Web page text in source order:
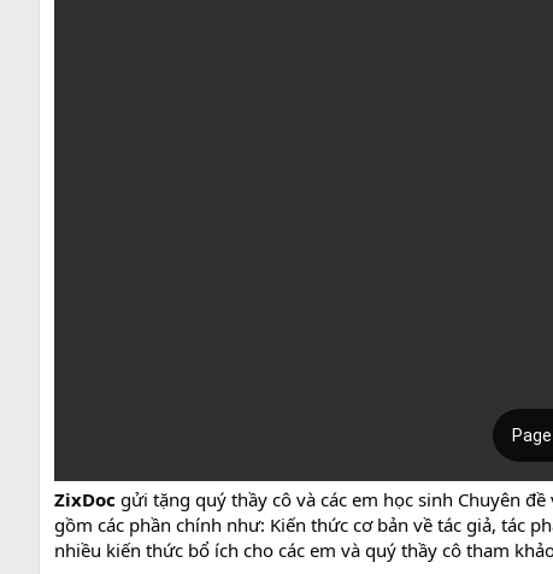
ZixDoc gửi tặng quý thầy cô và các em học sinh Chuyên
gồm các phần chính như: Kiến thức cơ bản về tác giả, tác
nhiều kiến thức bổ ích cho các em và quý thầy cô tham